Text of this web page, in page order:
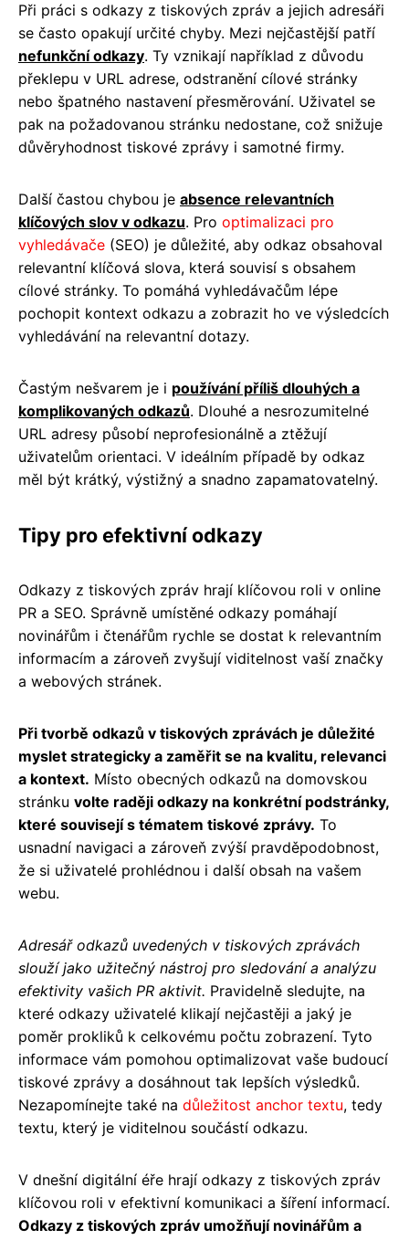
Při práci s odkazy z tiskových zpráv a jejich adresáři
se často opakují určité chyby. Mezi nejčastější patří
nefunkční odkazy. Ty vznikají například z důvodu
překlepu v URL adrese, odstranění cílové stránky
nebo špatného nastavení přesměrování. Uživatel se
pak na požadovanou stránku nedostane, což snižuje
důvěryhodnost tiskové zprávy i samotné firmy.
Další častou chybou je absence relevantních
klíčových slov v odkazu. Pro optimalizaci pro
vyhledávače (SEO) je důležité, aby odkaz obsahoval
relevantní klíčová slova, která souvisí s obsahem
cílové stránky. To pomáhá vyhledávačům lépe
pochopit kontext odkazu a zobrazit ho ve výsledcích
vyhledávání na relevantní dotazy.
Častým nešvarem je i používání příliš dlouhých a
komplikovaných odkazů. Dlouhé a nesrozumitelné
URL adresy působí neprofesionálně a ztěžují
uživatelům orientaci. V ideálním případě by odkaz
měl být krátký, výstižný a snadno zapamatovatelný.
Tipy pro efektivní odkazy
Odkazy z tiskových zpráv hrají klíčovou roli v online
PR a SEO. Správně umístěné odkazy pomáhají
novinářům i čtenářům rychle se dostat k relevantním
informacím a zároveň zvyšují viditelnost vaší značky
a webových stránek.
Při tvorbě odkazů v tiskových zprávách je důležité
myslet strategicky a zaměřit se na kvalitu, relevanci
a kontext. Místo obecných odkazů na domovskou
stránku volte raději odkazy na konkrétní podstránky,
které souvisejí s tématem tiskové zprávy. To
usnadní navigaci a zároveň zvýší pravděpodobnost,
že si uživatelé prohlédnou i další obsah na vašem
webu.
Adresář odkazů uvedených v tiskových zprávách
slouží jako užitečný nástroj pro sledování a analýzu
efektivity vašich PR aktivit. Pravidelně sledujte, na
které odkazy uživatelé klikají nejčastěji a jaký je
poměr prokliků k celkovému počtu zobrazení. Tyto
informace vám pomohou optimalizovat vaše budoucí
tiskové zprávy a dosáhnout tak lepších výsledků.
Nezapomínejte také na důležitost anchor textu, tedy
textu, který je viditelnou součástí odkazu.
V dnešní digitální éře hrají odkazy z tiskových zpráv
klíčovou roli v efektivní komunikaci a šíření informací.
Odkazy z tiskových zpráv umožňují novinářům a